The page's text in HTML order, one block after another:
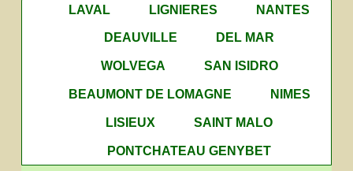
LAVAL LIGNIERES
NANTES
DEAUVILLE
DEL MAR
WOLVEGA
SAN ISIDRO
BEAUMONT DE LOMAGNE
NIMES
LISIEUX
SAINT MALO
PONTCHATEAU GENYBET